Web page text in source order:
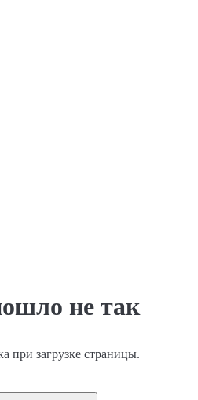
не так
при загрузке страницы.